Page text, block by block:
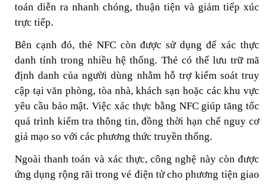
toán diễn ra nhanh chóng, thuận tiện và giảm tiếp xúc
trực tiếp.
Bên cạnh đó, thẻ NFC còn được sử dụng để xác thực
danh tính trong nhiều hệ thống. Thẻ có thể lưu trữ mã
định danh của người dùng nhằm hỗ trợ kiểm soát truy
cập tại văn phòng, tòa nhà, khách sạn hoặc các khu vực
yêu cầu bảo mật. Việc xác thực bằng NFC giúp tăng tốc
quá trình kiểm tra thông tin, đồng thời hạn chế nguy cơ
giả mạo so với các phương thức truyền thống.
Ngoài thanh toán và xác thực, công nghệ này còn được
ứng dụng rộng rãi trong vé điện tử cho phương tiện giao